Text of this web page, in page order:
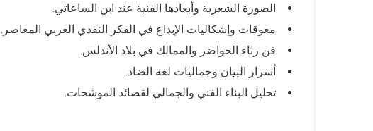
الصورة الشعرية وأبعادها الفنية عند ابن الساعاتي.
معوقات وإشكاليات الإبداع في الفكر النقدي العربي المعاصر.
فن رثاء الحواضر والممالك في بلاد الأندلس.
أسرار البيان وجماليات لغة الضاد.
تحليل البناء الفني والجمالي لقصائد الموشحات.